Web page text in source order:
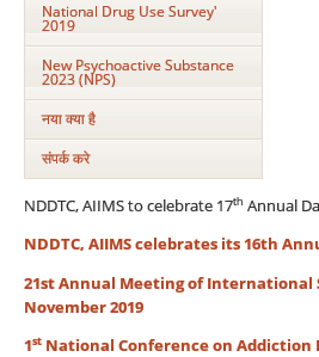
National Drug Use Survey'
2019
New Psychoactive Substance
2023 (NPS)
नया क्‍या है
संपर्क करे
NDDTC, AIIMS to celebrate 17th Annual
NDDTC, AIIMS celebrates its 16th
21st Annual Meeting of International
November 2019
1st National Conference on Addiction